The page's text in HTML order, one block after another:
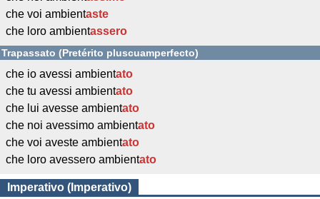
che voi ambientaste
che loro ambientassero
Trapassato (Pretérito pluscuamperfecto)
che io avessi ambientato
che tu avessi ambientato
che lui avesse ambientato
che noi avessimo ambientato
che voi aveste ambientato
che loro avessero ambientato
Imperativo (Imperativo)